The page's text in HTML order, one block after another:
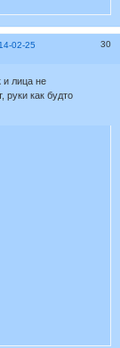
30
02-25
и лица не
руки как будто